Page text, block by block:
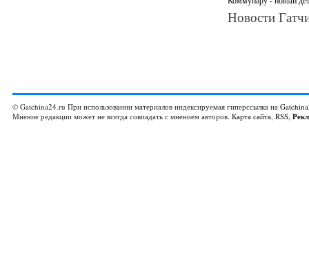
Новости
© Gatchina24.ru При использовании материалов индексируемая гиперссылка на
Мнение редакции может не всегда совпадать с мнением авторов. Карта сайта, RSS,